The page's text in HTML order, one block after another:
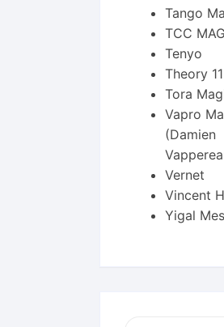
Tango
TCC
Tenyo
Theory 11
Tora
Vapro
(Damien
Vernet
Vincent
Yigal